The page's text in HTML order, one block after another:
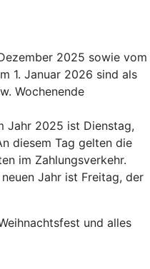
2025 sowie vom
1. Januar 2026 sind als
Wochenende
Jahr 2025 ist Dienstag,
diesem Tag gelten die
im Zahlungsverkehr.
Jahr ist Freitag, der
und alles